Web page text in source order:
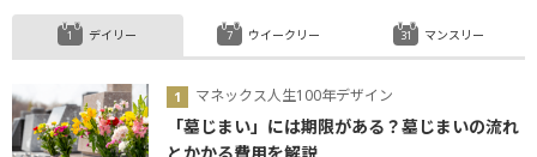
デイリー
マネックス人生100年デザイン
「墓じまい」には期限がある？墓じまいの流れ
ウイークリー マンスリー